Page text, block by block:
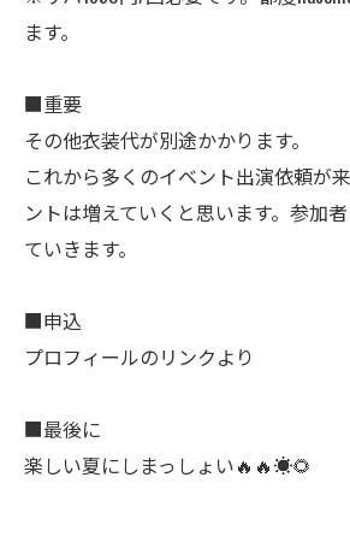
ます。
■重要
その他衣装代が別途かかります。
これから多くのイベント出演依頼が
ントは増えていくと思います。参加
ていきます。
■申込
プロフィールのリンクより
■最後に
楽しい夏にしまっしょい🔥🔥☀️🌻